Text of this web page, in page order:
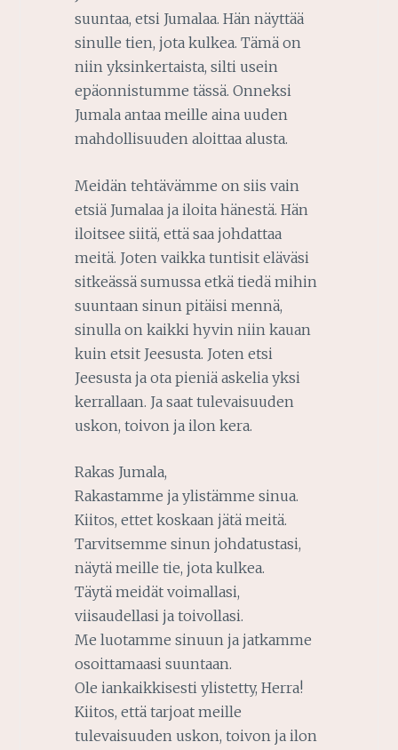
suuntaa, etsi Jumalaa. Hän näyttää
sinulle tien, jota kulkea. Tämä on
niin yksinkertaista, silti usein
epäonnistumme tässä. Onneksi
Jumala antaa meille aina uuden
mahdollisuuden aloittaa alusta.
Meidän tehtävämme on siis vain
etsiä Jumalaa ja iloita hänestä. Hän
iloitsee siitä, että saa johdattaa
meitä. Joten vaikka tuntisit eläväsi
sitkeässä sumussa etkä tiedä mihin
suuntaan sinun pitäisi mennä,
sinulla on kaikki hyvin niin kauan
kuin etsit Jeesusta. Joten etsi
Jeesusta ja ota pieniä askelia yksi
kerrallaan. Ja saat tulevaisuuden
uskon, toivon ja ilon kera.
Rakas Jumala,
Rakastamme ja ylistämme sinua.
Kiitos, ettet koskaan jätä meitä.
Tarvitsemme sinun johdatustasi,
näytä meille tie, jota kulkea.
Täytä meidät voimallasi,
viisaudellasi ja toivollasi.
Me luotamme sinuun ja jatkamme
osoittamaasi suuntaan.
Ole iankaikkisesti ylistetty, Herra!
Kiitos, että tarjoat meille
tulevaisuuden uskon, toivon ja ilon